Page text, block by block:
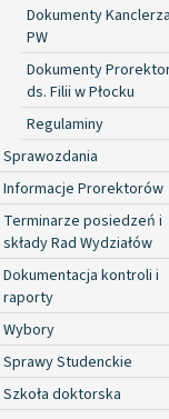
Dokumenty
PW
Dokumenty
ds. Filii w Płocku
Regulaminy
Sprawozdania
Informacje Prorektorów
Terminarze posiedzeń i
składy Rad Wydziałów
Dokumentacja kontroli i
raporty
Wybory
Sprawy Studenckie
Szkoła doktorska